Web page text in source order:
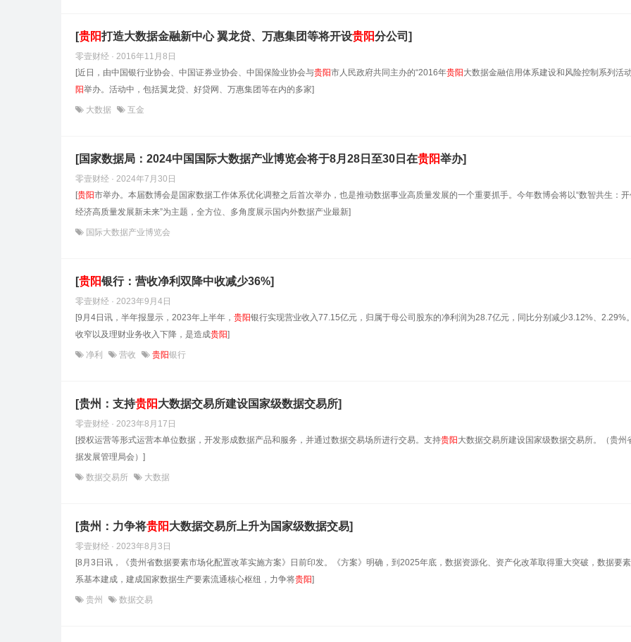
[贵阳打造大数据金融新中心 翼龙贷、万惠集团等将开设贵阳分公司]
零壹财经 · 2016年11月8日
[近日，由中国银行业协会、中国证券业协会、中国保险业协会与贵阳市人民政府共同主办的“2016年贵阳 大数据金融信用体系建设和风险控制系列活
阳举办。活动中，包括翼龙贷、好贷网、万惠集团等在内的多家]
大数据 互金
[国家数据局：2024中国国际大数据产业博览会将于8月28日至30日在贵阳举办]
零壹财经 · 2024年7月30日
[贵阳市举办。本届数博会是国家数据工作体系优化调整之后首次举办，也是推动数据事业高质量发展的一个重要抓手。今年数博会将以“数智共生：
经济高质量发展新未来”为主题，全方位、多角度展示国内外数据产业最新]
国际大数据产业博览会
[贵阳银行：营收净利双降中收减少36%]
零壹财经 · 2023年9月4日
[9月4日讯，半年报显示，2023年上半年， 贵阳银行实现营业收入77.15亿元，归属于母公司股东的净利润为28.7亿元，同比分别减少3.12%、2.29%
收窄以及理财业务收入下降，是造成贵阳]
净利 营收 贵阳银行
[贵州：支持贵阳大数据交易所建设国家级数据交易所]
零壹财经 · 2023年8月17日
[授权运营等形式运营本单位数据，开发形成数据产品和服务，并通过数据交易场所进行交易。支持贵阳 大数据交易所建设国家级数据交易所。（贵州
据发展管理局会）]
数据交易所 大数据
[贵州：力争将贵阳大数据交易所上升为国家级数据交易]
零壹财经 · 2023年8月3日
[8月3日讯，《贵州省数据要素市场化配置改革实施方案》日前印发。《方案》明确，到2025年底，数据资源化、资产化改革取得重大突破，数据要
系基本建成，建成国家数据生产要素流通核心枢纽，力争将贵阳]
贵州 数据交易